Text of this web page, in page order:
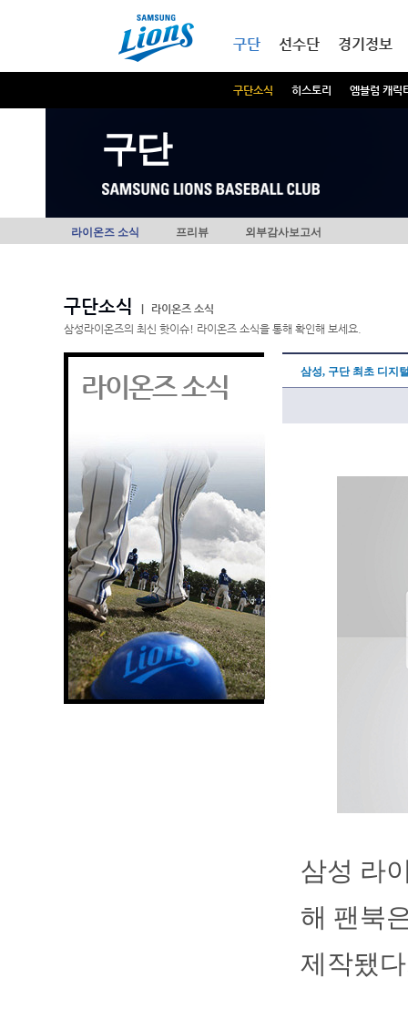
구단
구단소식 히스토리 엠블럼 캐릭
선수단 경기정보
구단
라이온즈 소식 프리뷰 외부감사보고서
구단소식
라이온즈 소식
삼성라이온즈의 최신 핫이슈! 라이온즈 소식을 통해 확인해 보세요.
라이온즈 소식 삼성, 구단 최초 디지
삼성 라
해 팬북
제작됐